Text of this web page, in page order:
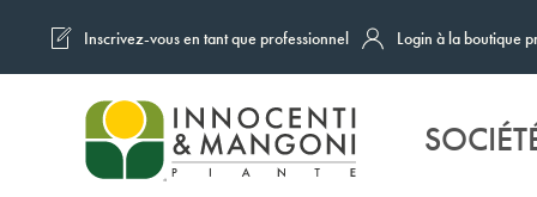
Skip to main content
Inscrivez-vous en tant que professionnel Login à la boutique